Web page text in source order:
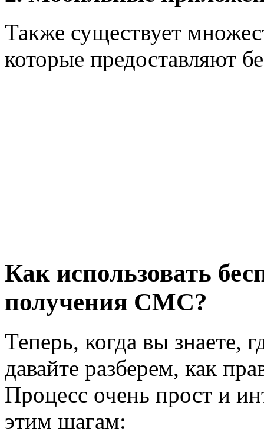
Также существует
которые предоставляют
Как использовать
получения СМС?
Теперь, когда вы знаете,
давайте разберем, как
Процесс очень прост и
этим шагам: